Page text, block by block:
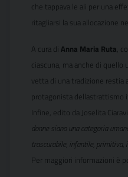
che tappava le ali per una
ritagliarsi la sua allocazione
A cura di Anna Maria Ruta,
ciascuna, ma anche di
vetta di una tradizione restia
protagonista
Infine, edito da Joselita
donne siano una categoria
trascurabile, infantile,
Per maggiori informazioni è